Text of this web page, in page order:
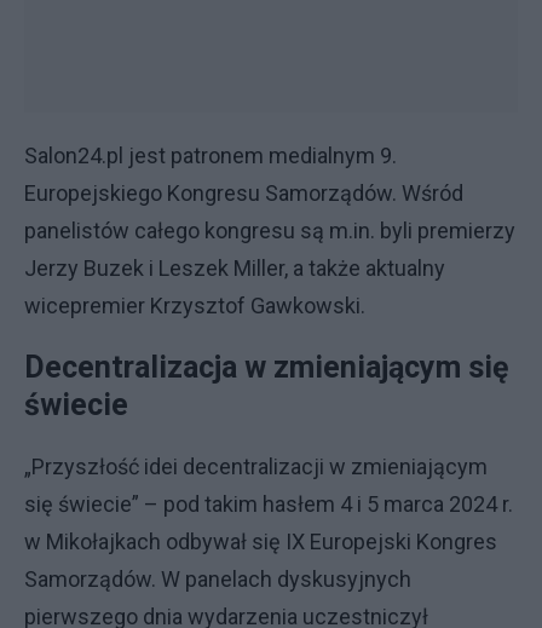
Salon24.pl jest patronem medialnym 9.
Europejskiego Kongresu Samorządów. Wśród
panelistów całego kongresu są m.in. byli premierzy
Jerzy Buzek i Leszek Miller, a także aktualny
wicepremier Krzysztof Gawkowski.
Decentralizacja w zmieniającym się
świecie
„Przyszłość idei decentralizacji w zmieniającym
się świecie” – pod takim hasłem 4 i 5 marca 2024 r.
w Mikołajkach odbywał się IX Europejski Kongres
Samorządów. W panelach dyskusyjnych
pierwszego dnia wydarzenia uczestniczył